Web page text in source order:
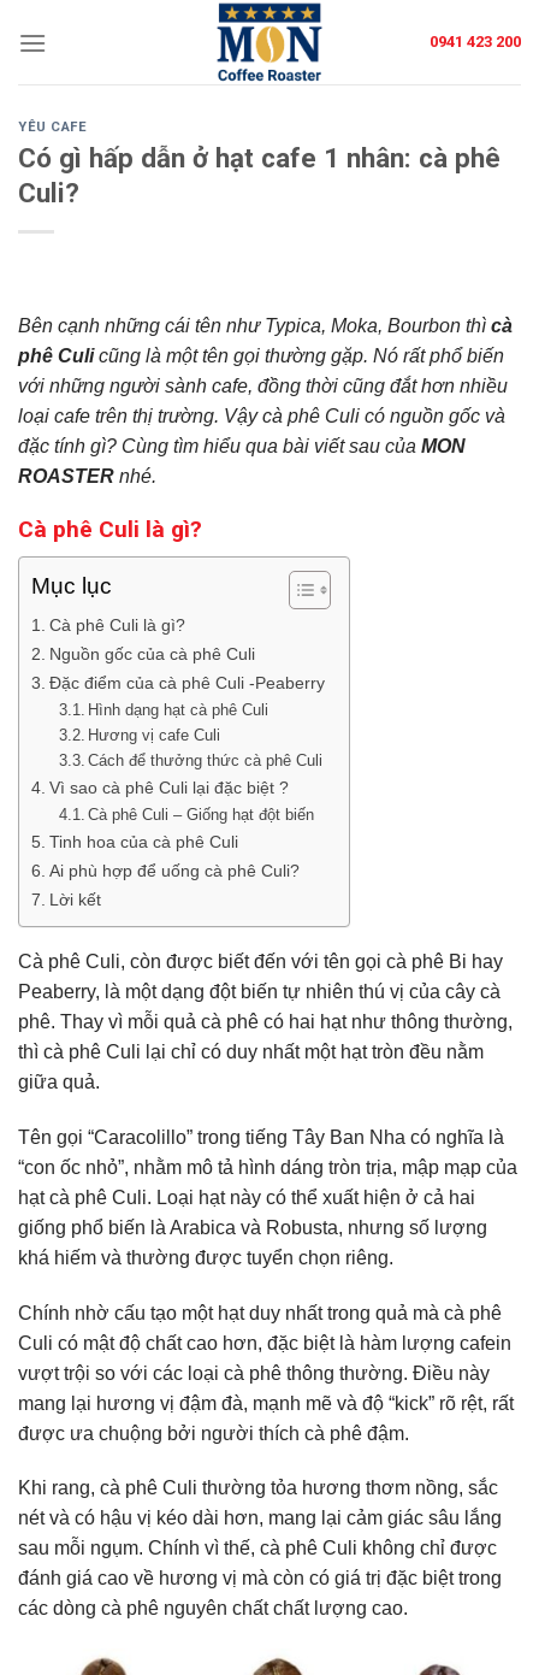
0941 423 200
YÊU CAFE
Có gì hấp dẫn ở hạt cafe 1 nhân: cà phê
Culi?
Bên cạnh những cái tên như Typica, Moka, Bourbon thì cà
phê Culicũng là một tên gọi thường gặp. Nó rất phổ biến
với những người sành cafe, đồng thời cũng đắt hơn nhiều
loại cafe trên thị trường. Vậy cà phê Culi có nguồn gốc và
đặc tính gì? Cùng tìm hiểu qua bài viết sau của MON
ROASTER nhé.
Cà phê Culi là gì?
Mục lục
Cà phê Culi là gì?
Nguồn gốc của cà phê Culi
Đặc điểm của cà phê Culi -Peaberry
Hình dạng hạt cà phê Culi
Hương vị cafe Culi
Cách để thưởng thức cà phê Culi
Vì sao cà phê Culi lại đặc biệt ?
Cà phê Culi – Giống hạt đột biến
Tinh hoa của cà phê Culi
Ai phù hợp để uống cà phê Culi?
Lời kết
Cà phê Culi, còn được biết đến với tên gọi cà phê Bi hay
Peaberry, là một dạng đột biến tự nhiên thú vị của cây cà
phê. Thay vì mỗi quả cà phê có hai hạt như thông thường,
thì cà phê Culi lại chỉ có duy nhất một hạt tròn đều nằm
giữa quả.
Tên gọi “Caracolillo” trong tiếng Tây Ban Nha có nghĩa là
“con ốc nhỏ”, nhằm mô tả hình dáng tròn trịa, mập mạp của
hạt cà phê Culi. Loại hạt này có thể xuất hiện ở cả hai
giống phổ biến là Arabica và Robusta, nhưng số lượng
khá hiếm và thường được tuyển chọn riêng.
Chính nhờ cấu tạo một hạt duy nhất trong quả mà cà phê
Culi có mật độ chất cao hơn, đặc biệt là hàm lượng cafein
vượt trội so với các loại cà phê thông thường. Điều này
mang lại hương vị đậm đà, mạnh mẽ và độ “kick” rõ rệt, rất
được ưa chuộng bởi người thích cà phê đậm.
Khi rang, cà phê Culi thường tỏa hương thơm nồng, sắc
nét và có hậu vị kéo dài hơn, mang lại cảm giác sâu lắng
sau mỗi ngụm. Chính vì thế, cà phê Culi không chỉ được
đánh giá cao về hương vị mà còn có giá trị đặc biệt trong
các dòng cà phê nguyên chất chất lượng cao.